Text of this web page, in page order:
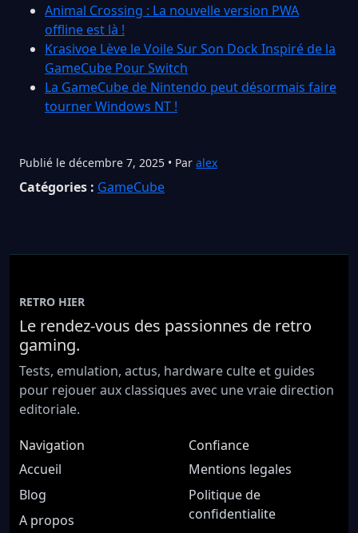
Animal Crossing : La nouvelle version PWA
offline est là !
Krasivoe Lève le Voile Sur Son Dock Inspiré de la
GameCube Pour Switch
La GameCube de Nintendo peut désormais faire
tourner Windows NT !
Publié le décembre 7, 2025 • Par alex
Catégories : GameCube
RETRO HIER
Le rendez-vous des passionnes de retro
gaming.
Tests, emulation, actus, hardware culte et guides
pour rejouer aux classiques avec une vraie direction
editoriale.
Navigation
Accueil
Blog
A propos
Confiance
Mentions legales
Politique de
confidentialite